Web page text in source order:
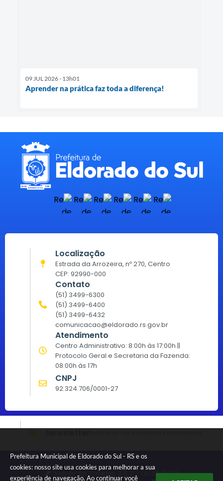
Prefeitura Municipal de Eldorado do Sul - RS e os
cookies: nosso site usa cookies para melhorar a sua
experiência de navegação. Ao continuar você
09 JUL 2026 - 13h01
Aprender na prática faz toda a diferença!
Localização
Estrada da Arrozeira, nº 270, Centro
CEP: 92990-000
Contato
(51) 3499-6300
(51) 3499-6400
(51) 3499-6432
comunicacao@eldorado.rs.gov.br
Atendimento
Centro Administrativo: 8:00h às 17:00h ||
Protocolo Geral e Secretaria da Fazenda:
08:00h às 17h
CNPJ
92.324.706/0001-27
Versão do Sistema:
3.5.3 - 19/06/2026